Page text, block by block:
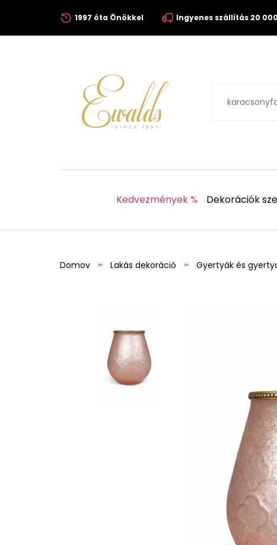
1997 óta Önökkel Ingyenes szállítás 20
Kedvezmények % Dekorációk
Domov Lakás dekoráció Gyertyák és